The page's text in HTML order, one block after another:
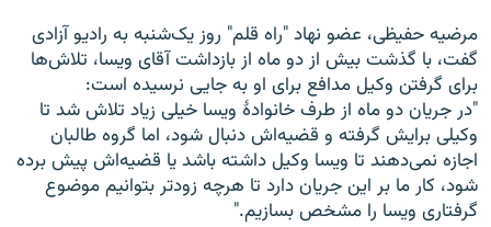
مرضیه حفیظی، عضو نهاد "راه قلم" روز یک‌شنبه به رادیو آزادی
گفت، با گذشت بیش از دو ماه از بازداشت آقای ویسا، تلاش‌ها
برای گرفتن وکیل مدافع برای او به جایی نرسیده است:
"در جریان دو ماه از طرف خانوادۀ ویسا خیلی زیاد تلاش شد تا
وکیلی برایش گرفته و قضیه‌اش دنبال شود، اما گروه طالبان
اجازه نمی‌دهند تا ویسا وکیل داشته باشد یا قضیه‌اش پیش برده
شود، کار ما بر این جریان دارد تا هرچه زودتر بتوانیم موضوع
گرفتاری ویسا را مشخص بسازیم."